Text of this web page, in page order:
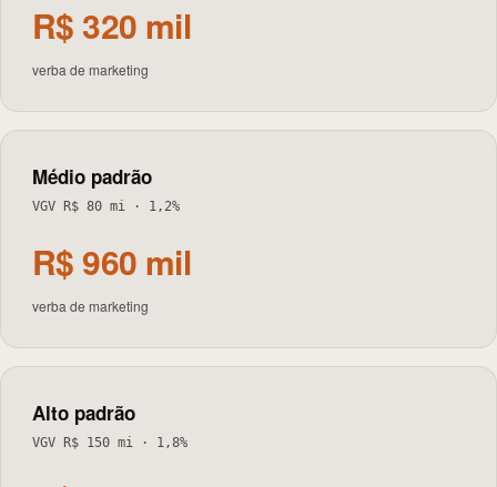
R$ 320 mil
verba de marketing
Médio padrão
VGV R$ 80 mi · 1,2%
R$ 960 mil
verba de marketing
Alto padrão
VGV R$ 150 mi · 1,8%